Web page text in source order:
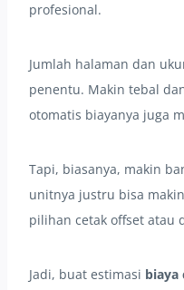
profesional.
Jumlah halaman dan
penentu. Makin tebal
otomatis biayanya juga
Tapi, biasanya, makin
unitnya justru bisa
pilihan cetak offset atau
Jadi, buat estimasi biaya